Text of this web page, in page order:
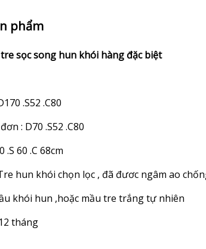
phẩm
sọc song hun khói hàng đặc biệt
.S52 .C80
: D70 .S52 .C80
.S 60 .C 68cm
hun khói chọn lọc , đã đươc ngâm ao
khói hun ,hoặc mầu tre trắng tự nhiên
tháng